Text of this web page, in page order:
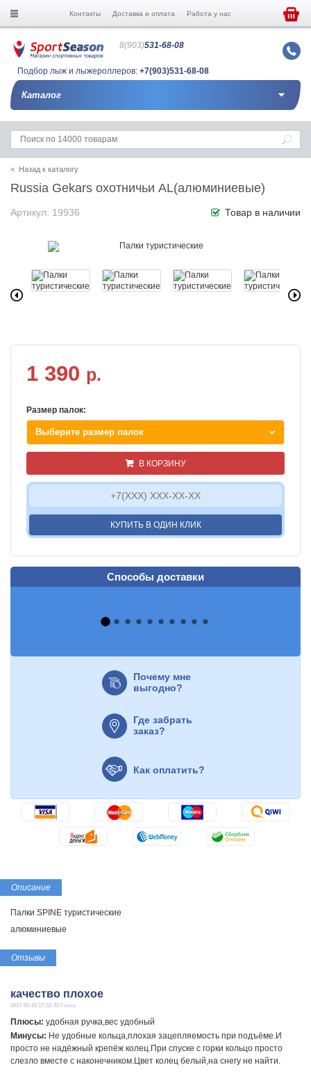
Контакты Доставка и оплата Работа у нас
8(903)531-68-08
Подбор лыж и лыжероллеров: +7(903)531-68-08
Каталог
< Назад к каталогу
Russia Gekars охотничьи AL(алюминиевые)
Артикул: 19936 Товар в наличии
1 390 р.
Размер палок:
Выберите размер палок
В КОРЗИНУ
КУПИТЬ В ОДИН КЛИК
Способы доставки
Почему мне
выгодно?
Где забрать
заказ?
Как оплатить?
Описание
Палки SPINE туристические
алюминиевые
Отзывы
качество плохое
2017-03-20 17:52:33 Гость
Плюсы: удобная ручка,вес удобный
Минусы: Не удобные кольца,плохая зацепляемость при подъёме.И
просто не надёжный крепёж колец.При спуске с горки кольцо просто
слезло вместе с наконечником.Цвет колец белый,на снегу не найти.